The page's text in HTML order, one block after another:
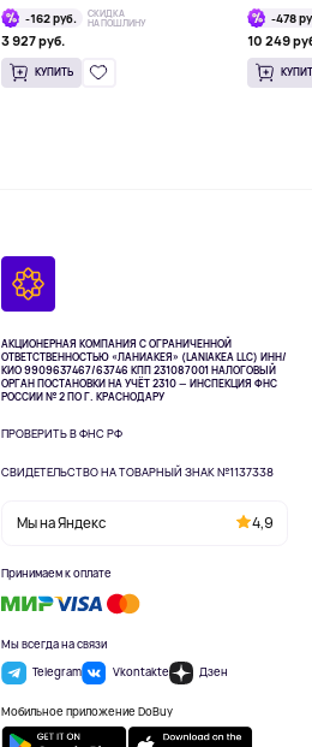
-162 руб.
СКИДКА
НА ПОШЛИНУ
3 927 руб.
КУПИТЬ
-478
10 249
АКЦИОНЕРНАЯ КОМПАНИЯ С ОГРАНИЧЕННОЙ
ОТВЕТСТВЕННОСТЬЮ «ЛАНИАКЕЯ» (LANIAKEA LLC) ИНН/
КИО 9909637467/63746 КПП 231087001НАЛОГОВЫЙ
ОРГАН ПОСТАНОВКИ НА УЧЁТ 2310 — ИНСПЕКЦИЯ ФНС
РОССИИ № 2 ПО Г. КРАСНОДАРУ
ПРОВЕРИТЬ В ФНС РФ
СВИДЕТЕЛЬСТВО НА ТОВАРНЫЙ ЗНАК №1137338
Мы на Яндекс 4,9
Принимаем к оплате
Мы всегда на связи
Telegram
Vkontakte Дзен
Мобильное приложение DoBuy